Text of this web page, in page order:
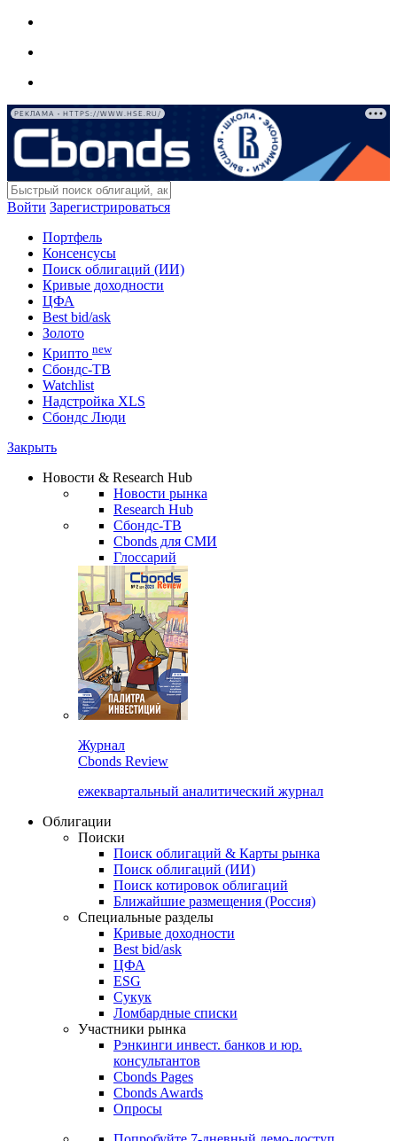
РЕКЛАМА • HTTPS://WWW.HSE.RU/
Войти Зарегистрироваться
Портфель
Консенсусы
Поиск облигаций (ИИ)
Кривые доходности
ЦФА
Best bid/ask
Золото
Крипто new
Сбондс-ТВ
Watchlist
Надстройка XLS
Сбондс Люди
Закрыть
Новости & Research Hub
Новости рынка
Research Hub
Сбондс-ТВ
Cbonds для СМИ
Глоссарий
Журнал
Cbonds Review
ежеквартальный аналитический журнал
Облигации
Поиски
Поиск облигаций & Карты рынка
Поиск облигаций (ИИ)
Поиск котировок облигаций
Ближайшие размещения (Россия)
Специальные разделы
Кривые доходности
Best bid/ask
ЦФА
ESG
Сукук
Ломбардные списки
Участники рынка
Рэнкинги инвест. банков и юр.
консультантов
Cbonds Pages
Cbonds Awards
Опросы